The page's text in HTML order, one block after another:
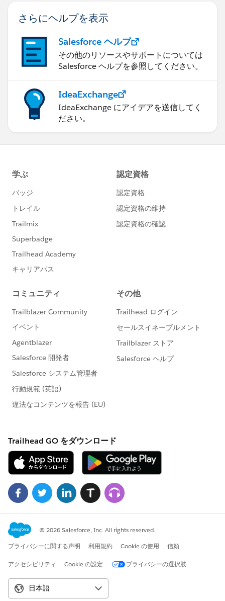
さらにヘルプを表示
Salesforce ヘルプ
その他のリソースやサポートについては
Salesforce ヘルプを参照してください。
IdeaExchange
IdeaExchange にアイデアを送信してく
ださい。